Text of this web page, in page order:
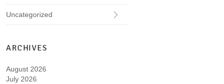
Uncategorized
ARCHIVES
August 2026
July 2026